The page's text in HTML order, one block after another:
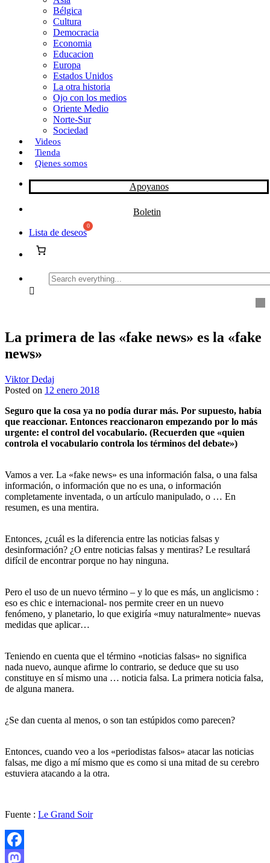
i
r
Bélgica
Cultura
Democracia
Economia
Educacion
Europa
Estados Unidos
La otra historia
Ojo con los medios
Oriente Medio
Norte-Sur
Sociedad
Videos
Tienda
Qienes somos
Apoyanos
Boletin
Lista de deseos
Search
everything...
La primera de las «fake news» es la «fake
news»
Viktor Dedaj
Posted on 12 enero 2018
Seguro que la cosa ya no podía durar más. Por supuesto, había
que reaccionar. Entonces reaccionaron empezando por lo más
urgente: el control del vocabulario. (Recuerden que «quien
controla el vocabulario controla los términos del debate»)
Vamos a ver. La «fake news» es una información falsa, o una falsa
información, o información que no es una, o información
completamente inventada, o un artículo manipulado, o … En
resumen, es una mentira.
Entonces, ¿cuál es la diferencia entre las noticias falsas y
desinformación? ¿O entre noticias falsas y mentiras? Le resultará
difícil de encontrar porque no hay ninguna.
Pero el uso de un nuevo término – y lo que es más, un anglicismo :
eso es chic e internacional- nos permite creer en un nuevo
fenómeno, y planetario, lo que exigiría «muy naturalmente» nuevas
medidas que aplicar…
Teniendo en cuenta que el término «noticias falsas» no significa
nada nuevo, aunque afirme lo contrario, se deduce que su uso
constituye en sí mismo una … noticia falsa. La primera noticia falsa,
de alguna manera.
¿Se dan cuenta al menos, o son tan estúpidos como parecen?
Entonces, cuando veo a los «periodistas falsos» atacar las noticias
falsas, me digo a mí mismo que es como si una mitad de su cerebro
estuviera atacando a la otra.
Fuente : Le Grand Soir
Facebook